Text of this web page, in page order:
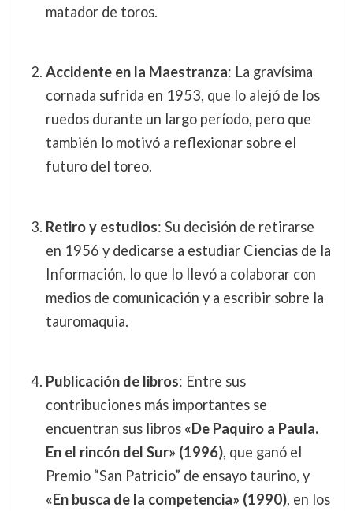
matador de toros.
Accidente en la Maestranza: La gravísima
cornada sufrida en 1953, que lo alejó de los
ruedos durante un largo período, pero que
también lo motivó a reflexionar sobre el
futuro del toreo.
Retiro y estudios: Su decisión de retirarse
en 1956 y dedicarse a estudiar Ciencias de la
Información, lo que lo llevó a colaborar con
medios de comunicación y a escribir sobre la
tauromaquia.
Publicación de libros: Entre sus
contribuciones más importantes se
encuentran sus libros «De Paquiro a Paula.
En el rincón del Sur» (1996), que ganó el
Premio “San Patricio” de ensayo taurino, y
«En busca de la competencia» (1990), en los